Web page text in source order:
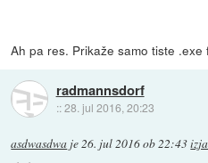
Ah pa res. Prikaže samo tiste
radmannsdorf
::28. jul 2016, 20:23
asdwasdwa je26. jul 2016 ob 22:43